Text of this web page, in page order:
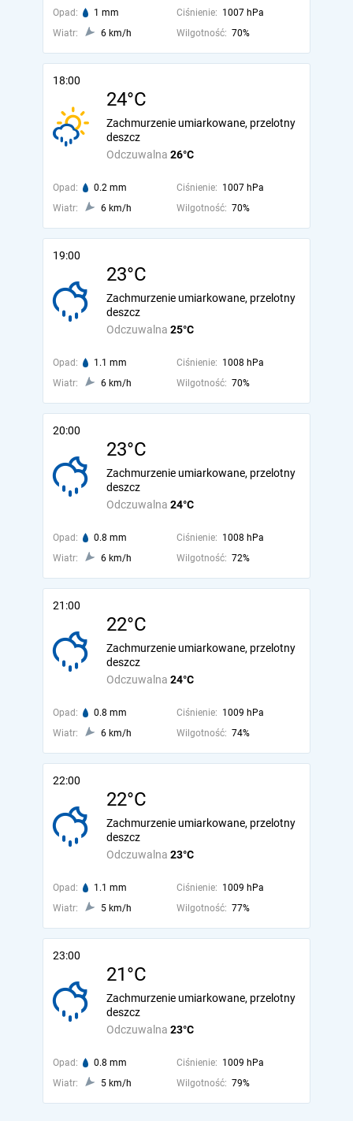
Opad: 1 mm Ciśnienie: 1007 hPa
Wiatr:
6 km/h Wilgotność: 70%
18:00
24°C
Odczuwalna 26°C
Zachmurzenie umiarkowane, przelotny
deszcz
Opad: 0.2 mm Ciśnienie: 1007 hPa
Wiatr:
6 km/h Wilgotność: 70%
19:00
23°C
Odczuwalna 25°C
Zachmurzenie umiarkowane, przelotny
deszcz
Opad: 1.1 mm Ciśnienie: 1008 hPa
Wiatr:
6 km/h Wilgotność: 70%
20:00
23°C
Odczuwalna 24°C
Zachmurzenie umiarkowane, przelotny
deszcz
Opad: 0.8 mm Ciśnienie: 1008 hPa
Wiatr:
6 km/h Wilgotność: 72%
21:00
22°C
Odczuwalna 24°C
Zachmurzenie umiarkowane, przelotny
deszcz
Opad: 0.8 mm Ciśnienie: 1009 hPa
Wiatr:
6 km/h Wilgotność: 74%
22:00
22°C
Odczuwalna 23°C
Zachmurzenie umiarkowane, przelotny
deszcz
Opad: 1.1 mm Ciśnienie: 1009 hPa
Wiatr:
5 km/h Wilgotność: 77%
23:00
21°C
Odczuwalna 23°C
Zachmurzenie umiarkowane, przelotny
deszcz
Opad: 0.8 mm Ciśnienie: 1009 hPa
Wiatr:
5 km/h Wilgotność: 79%